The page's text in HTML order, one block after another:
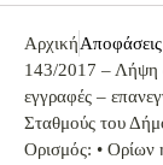
Αρχική
143/2017 – Λήψη
εγγραφές –
Σταθμούς του
Ορισμός: • Ορίων